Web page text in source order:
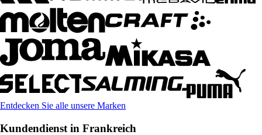
Entdecken Sie alle unsere Marken
Kundendienst in Frankreich